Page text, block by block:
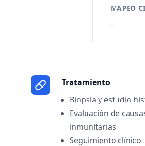
MAPEO
-
Tratamiento
Biopsia y estudio
Evaluación de
inmunitarias
Seguimiento clínico